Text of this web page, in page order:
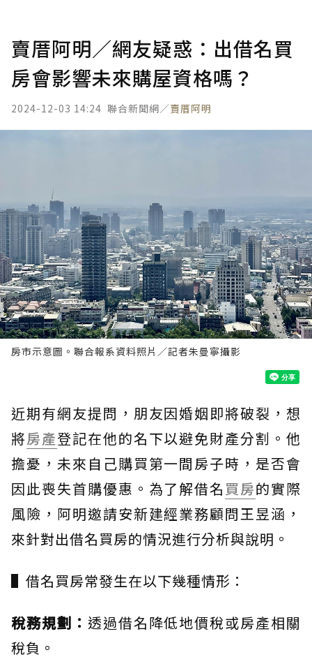
賣厝阿明／網友疑惑：出借名買
房會影響未來購屋資格嗎？
2024-12-03 14:24 聯合新聞網／賣厝阿明
房市示意圖。聯合報系資料照片／記者朱曼寧攝影
近期有網友提問，朋友因婚姻即將破裂，想
將房產登記在他的名下以避免財產分割。他
擔憂，未來自己購買第一間房子時，是否會
因此喪失首購優惠。為了解借名 買房的實際
風險，阿明邀請安新建經業務顧問王昱涵，
來針對出借名買房的情況進行分析與說明。
▌借名買房常發生在以下幾種情形：
稅務規劃： 透過借名降低地價稅或房產相關
稅負。